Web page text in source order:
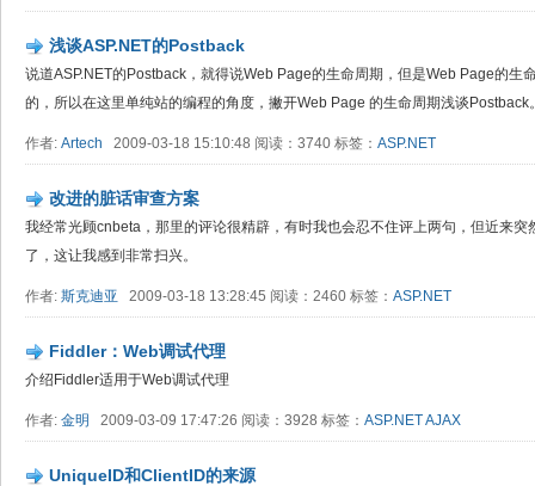
浅谈ASP.NET的Postback
说道ASP.NET的Postback，就得说Web Page的生命周期，但是Web Page的生
的，所以在这里单纯站的编程的角度，撇开Web Page 的生命周期浅谈Postback
作者: Artech 2009-03-18 15:10:48 阅读：3740 标签： ASP.NET
改进的脏话审查方案
我经常光顾cnbeta，那里的评论很精辟，有时我也会忍不住评上两句，但近来
了，这让我感到非常扫兴。
作者: 斯克迪亚 2009-03-18 13:28:45 阅读：2460 标签： ASP.NET
Fiddler：Web调试代理
介绍Fiddler适用于Web调试代理
作者: 金明 2009-03-09 17:47:26 阅读：3928 标签： ASP.NETAJAX
UniqueID和ClientID的来源